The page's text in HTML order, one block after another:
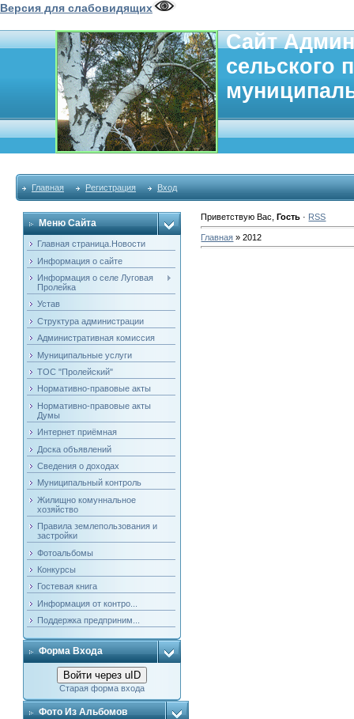
Версия для слабовидящих
Сайт
сельского
Главная Регистрация Вход
Меню Сайта
Главная страница.Новости
Информация о сайте
Информация о селе Луговая
Пролейка
Устав
Структура администрации
Административная комиссия
Муниципальные услуги
ТОС "Пролейский"
Нормативно-правовые акты
Нормативно-правовые акты
Думы
Интернет приёмная
Доска объявлений
Сведения о доходах
Муниципальный контроль
Жилищно комуннальное
хозяйство
Правила землепользования и
застройки
Фотоальбомы
Конкурсы
Гостевая книга
Информация от контро...
Поддержка предприним...
Форма Входа
Войти через uID
Старая форма входа
Фото Из Альбомов
Приветствую Вас Гость · RSS
Главная »2012